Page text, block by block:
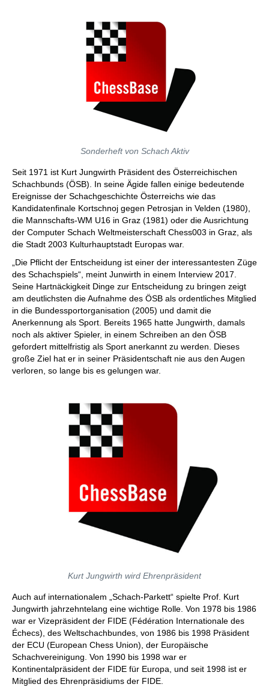
Sonderheft von Schach Aktiv
Seit 1971 ist Kurt Jungwirth Präsident des Österreichischen
Schachbunds (ÖSB). In seine Ägide fallen einige bedeutende
Ereignisse der Schachgeschichte Österreichs wie das
Kandidatenfinale Kortschnoj gegen Petrosjan in Velden (1980),
die Mannschafts-WM U16 in Graz (1981) oder die Ausrichtung
der Computer Schach Weltmeisterschaft Chess003 in Graz, als
die Stadt 2003 Kulturhauptstadt Europas war.
„Die Pflicht der Entscheidung ist einer der interessantesten Züge
des Schachspiels“, meint Junwirth in einem Interview 2017.
Seine Hartnäckigkeit Dinge zur Entscheidung zu bringen zeigt
am deutlichsten die Aufnahme des ÖSB als ordentliches Mitglied
in die Bundessportorganisation (2005) und damit die
Anerkennung als Sport. Bereits 1965 hatte Jungwirth, damals
noch als aktiver Spieler, in einem Schreiben an den ÖSB
gefordert mittelfristig als Sport anerkannt zu werden. Dieses
große Ziel hat er in seiner Präsidentschaft nie aus den Augen
verloren, so lange bis es gelungen war.
Kurt Jungwirth wird Ehrenpräsident
Auch auf internationalem „Schach-Parkett“ spielte Prof. Kurt
Jungwirth jahrzehntelang eine wichtige Rolle. Von 1978 bis 1986
war er Vizepräsident der FIDE (Fédération Internationale des
Échecs), des Weltschachbundes, von 1986 bis 1998 Präsident
der ECU (European Chess Union), der Europäische
Schachvereinigung. Von 1990 bis 1998 war er
Kontinentalpräsident der FIDE für Europa, und seit 1998 ist er
Mitglied des Ehrenpräsidiums der FIDE.